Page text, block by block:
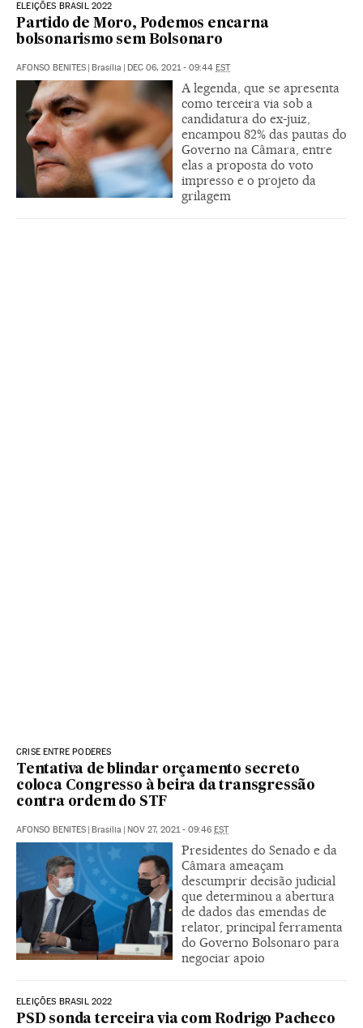
ELEIÇÕES BRASIL 2022
Partido de Moro, Podemos encarna
bolsonarismo sem Bolsonaro
AFONSO BENITES Brasília DEC 06, 2021 - 09:44 EST
A legenda, que se apresenta
como terceira via sob a
candidatura do ex-juiz,
encampou 82% das pautas do
Governo na Câmara, entre
elas a proposta do voto
impresso e o projeto da
grilagem
CRISE ENTRE PODERES
Tentativa de blindar orçamento secreto
coloca Congresso à beira da transgressão
contra ordem do STF
AFONSO BENITES Brasília NOV 27, 2021 - 09:46 EST
Presidentes do Senado e da
Câmara ameaçam
descumprir decisão judicial
que determinou a abertura
de dados das emendas de
relator, principal ferramenta
do Governo Bolsonaro para
negociar apoio
ELEIÇÕES BRASIL 2022
PSD sonda terceira via com Rodrigo Pacheco